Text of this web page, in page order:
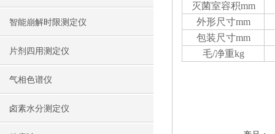
智能崩解时限测定仪
片剂四用测定仪
气相色谱仪
卤素水分测定仪
灭菌室容积mm
外形尺寸mm
包装尺寸mm
毛/净重kg